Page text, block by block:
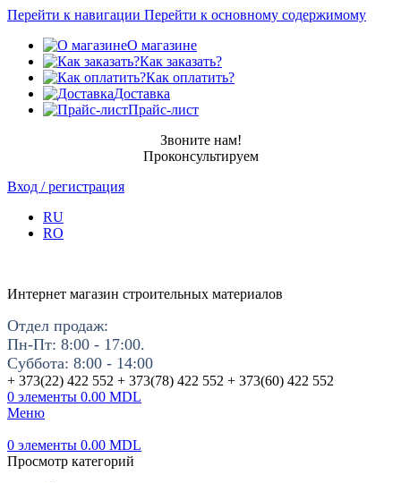
Перейти к навигации Перейти к основному содержимому
О магазине
Как заказать?
Как оплатить?
Доставка
Прайс-лист
Звоните нам!
Проконсультируем
Вход / регистрация
RU
RO
Интернет магазин строительных материалов
Отдел продаж:
Пн-Пт: 8:00 - 17:00.
Суббота: 8:00 - 14:00
+ 373(22) 422 552 + 373(78) 422 552 + 373(60) 422 552
0 элементы 0.00 MDL
Меню
0 элементы 0.00 MDL
Просмотр категорий